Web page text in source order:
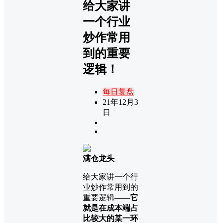
给大家讲
一个行业
炒作常用
到的重要
逻辑！
每日复盘
21年12月3
日
满仓龙头
给大家讲一个行
业炒作常用到的
重要逻辑——它
就是在成本端占
比较大的某一环